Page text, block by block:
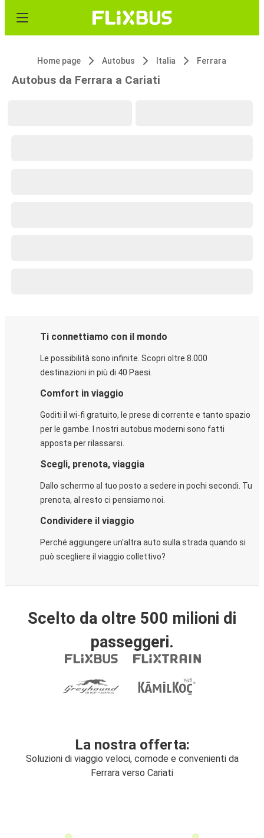
Home page Autobus Italia Ferrara
Autobus da Ferrara a Cariati
Ti connettiamo con il mondo
Le possibilità sono infinite. Scopri oltre 8.000
destinazioni in più di 40 Paesi.
Comfort in viaggio
Goditi il wi-fi gratuito, le prese di corrente e tanto spazio
per le gambe. I nostri autobus moderni sono fatti
apposta per rilassarsi.
Scegli, prenota, viaggia
Dallo schermo al tuo posto a sedere in pochi secondi. Tu
prenota, al resto ci pensiamo noi.
Condividere il viaggio
Perché aggiungere un'altra auto sulla strada quando si
può scegliere il viaggio collettivo?
Scelto da oltre 500 milioni di
passeggeri.
La nostra offerta:
Soluzioni di viaggio veloci, comode e convenienti da
Ferrara verso Cariati